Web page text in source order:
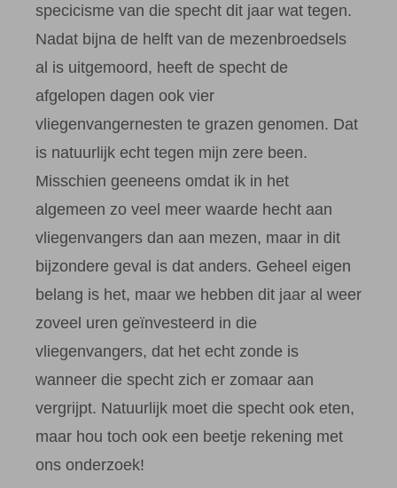
specicisme van die specht dit jaar wat tegen.
Nadat bijna de helft van de mezenbroedsels
al is uitgemoord, heeft de specht de
afgelopen dagen ook vier
vliegenvangernesten te grazen genomen. Dat
is natuurlijk echt tegen mijn zere been.
Misschien geeneens omdat ik in het
algemeen zo veel meer waarde hecht aan
vliegenvangers dan aan mezen, maar in dit
bijzondere geval is dat anders. Geheel eigen
belang is het, maar we hebben dit jaar al weer
zoveel uren geïnvesteerd in die
vliegenvangers, dat het echt zonde is
wanneer die specht zich er zomaar aan
vergrijpt. Natuurlijk moet die specht ook eten,
maar hou toch ook een beetje rekening met
ons onderzoek!